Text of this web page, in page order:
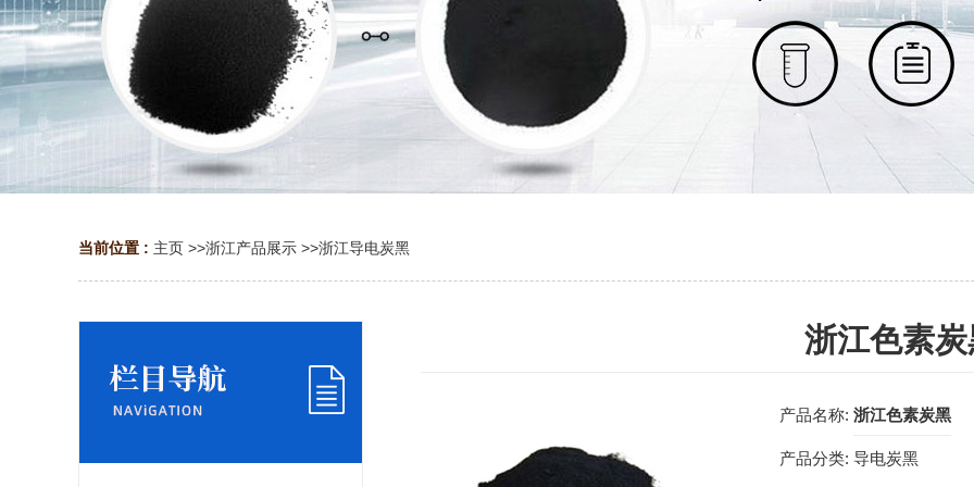
当前位置 : 主页 >>浙江产品展示 >>浙江导电炭黑
浙江色素炭
产品名称: 浙江色素炭黑
产品分类: 导电炭黑